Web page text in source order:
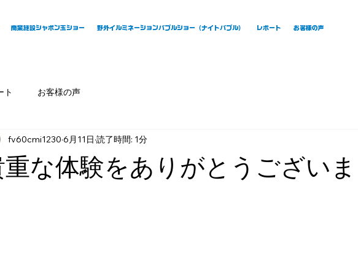
商業施設シャボン玉ショー 野外イルミネーションバブルショー（ナイトバブル） レポート お客様の声
ト お客様の声
な体験をありがとうござい
fv60cmi1230 6月11日 読了時間: 1分